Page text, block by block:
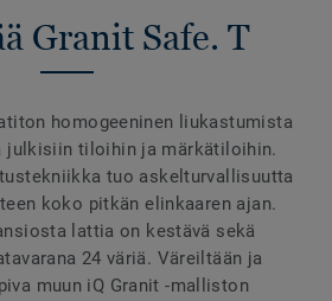
Granit Safe. T
homogeeninen liukastumista
julkisiin tiloihin ja märkätiloihin.
tuo askelturvallisuutta
koko pitkän elinkaaren ajan.
lattia on kestävä sekä
24 väriä. Väreiltään ja
muun iQ Granit -malliston